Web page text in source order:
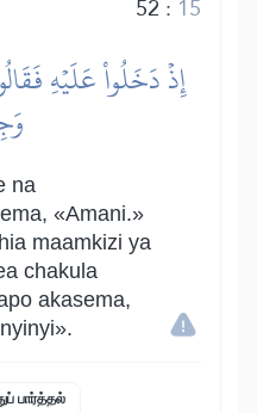
إِذۡ دَخَلُواْ عَلَيۡهِ
na
«Amani.»
maamkizi ya
chakula
akasema,
பார்த்தல்